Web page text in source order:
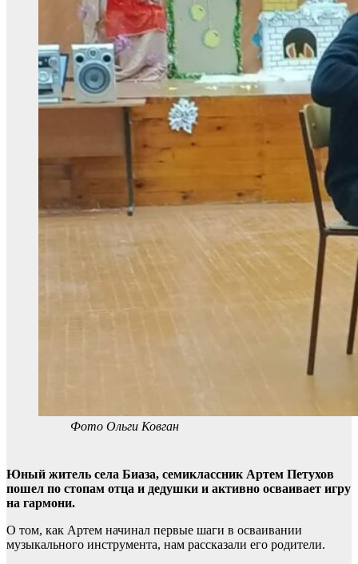
Фото Ольги Ковган
Юный житель села Биаза, семиклассник Артем Петухов
пошел по стопам отца и дедушки и активно осваивает игру
на гармони.
О том, как Артем начинал первые шаги в осваивании
музыкального инструмента, нам рассказали его родители.